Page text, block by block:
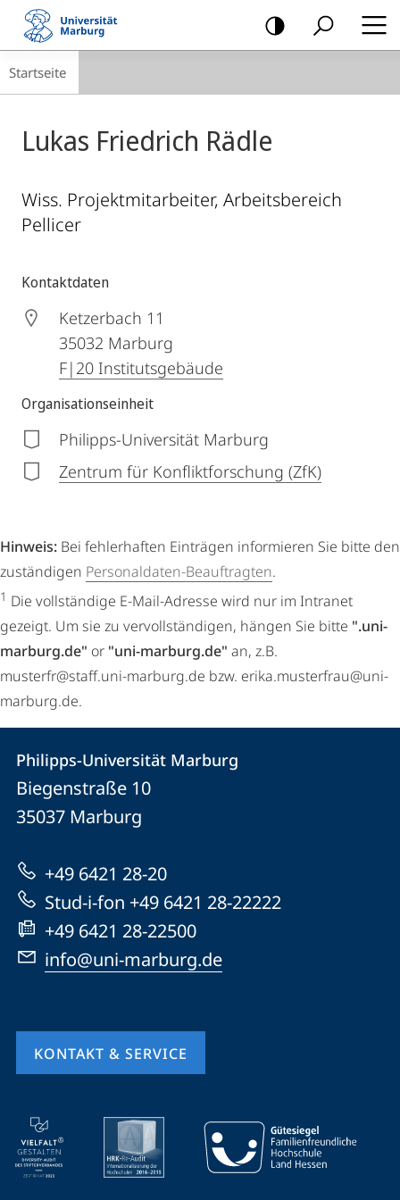
Mobile-
Navigation
Navigation
Startseite
Lukas Friedrich Rädle
Wiss. Projektmitarbeiter, Arbeitsbereich
Pellicer
Kontaktdaten
Ketzerbach 11
35032 Marburg
F|20 Institutsgebäude
Organisationseinheit
Philipps-Universität Marburg
Zentrum für Konfliktforschung (ZfK)
Hinweis: Bei fehlerhaften Einträgen informieren Sie bitte den
zuständigen Personaldaten-Beauftragten.
1 Die vollständige E-Mail-Adresse wird nur im Intranet
gezeigt. Um sie zu vervollständigen, hängen Sie bitte ".uni-
marburg.de" or "uni-marburg.de" an, z.B.
musterfr@staff.uni-marburg.de bzw. erika.musterfrau@uni-
marburg.de.
Kontakt
und
Informationen
zur
Website
Kontaktinformationen
Philipps-
Universität
Philipps-Universität Marburg
Biegenstraße 10
35037 Marburg
+49 6421 28-20
Stud-i-fon +49 6421 28-22222
+49 6421 28-22500
info@uni-marburg.de
KONTAKT & SERVICE
Mobile-
Service-
Navigation